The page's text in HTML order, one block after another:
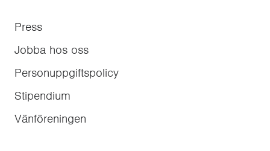
Press
Jobba hos oss
Personuppgiftspolicy
Stipendium
Vänföreningen